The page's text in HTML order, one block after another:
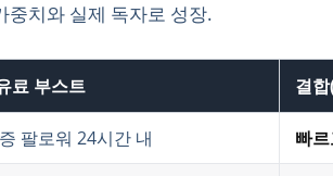
중치와 실제 독자로 성장.
료 부스트 결
팔로워 24시간 내 빠